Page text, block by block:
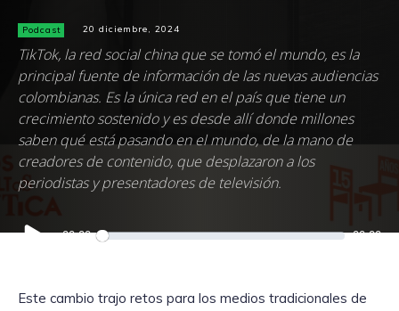
Podcast 20 diciembre, 2024
TikTok, la red social china que se tomó el mundo, es la
principal fuente de información de las nuevas audiencias
colombianas. Es la única red en el país que tiene un
crecimiento sostenido y es desde allí donde millones
saben qué está pasando en el mundo, de la mano de
creadores de contenido, que desplazaron a los
periodistas y presentadores de televisión.
Reproductor
00:00 00:00
Este cambio trajo retos para los medios tradicionales de